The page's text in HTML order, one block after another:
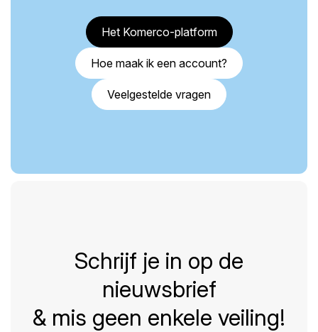
Het Komerco-platform
Hoe maak ik een account?
Veelgestelde vragen
Schrijf je in op de
nieuwsbrief
& mis geen enkele veiling!